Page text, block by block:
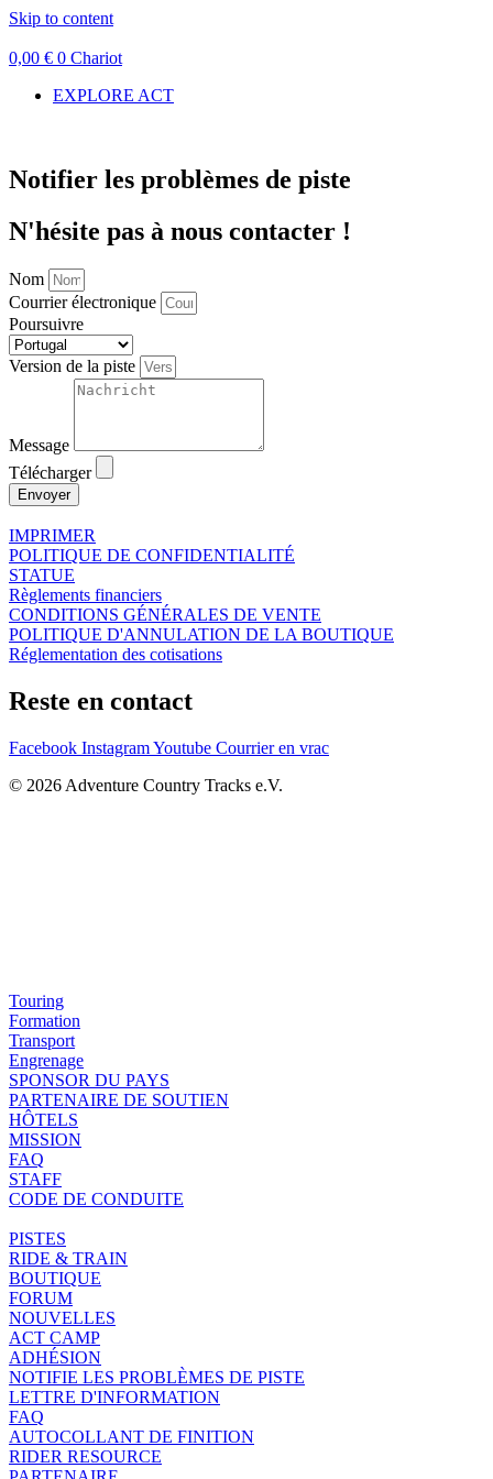
Skip to content
0,00 € 0 Chariot
EXPLORE ACT
Notifier les problèmes de piste
N'hésite pas à nous contacter !
Nom
Courrier électronique
Poursuivre
Version de la piste
Message
Télécharger
Envoyer
IMPRIMER
POLITIQUE DE CONFIDENTIALITÉ
STATUE
Règlements financiers
CONDITIONS GÉNÉRALES DE VENTE
POLITIQUE D'ANNULATION DE LA BOUTIQUE
Réglementation des cotisations
Reste en contact
Facebook InstagramYoutube Courrier en vrac
© 2026 Adventure Country Tracks e.V.
Touring
Formation
Transport
Engrenage
SPONSOR DU PAYS
PARTENAIRE DE SOUTIEN
HÔTELS
MISSION
FAQ
STAFF
CODE DE CONDUITE
PISTES
RIDE & TRAIN
BOUTIQUE
FORUM
NOUVELLES
ACT CAMP
ADHÉSION
NOTIFIE LES PROBLÈMES DE PISTE
LETTRE D'INFORMATION
FAQ
AUTOCOLLANT DE FINITION
RIDER RESOURCE